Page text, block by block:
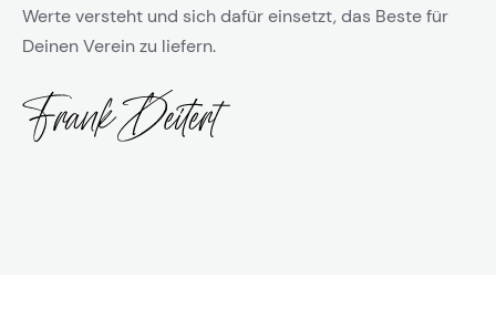
Werte versteht und sich dafür einsetzt, das Beste für
Deinen Verein zu liefern.